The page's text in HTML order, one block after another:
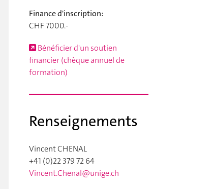
Finance d'inscription:
CHF 7000.-
Bénéficier d'un soutien
financier (chèque annuel de
formation)
Renseignements
Vincent CHENAL
+41 (0)22 379 72 64
Vincent.Chenal@unige.ch